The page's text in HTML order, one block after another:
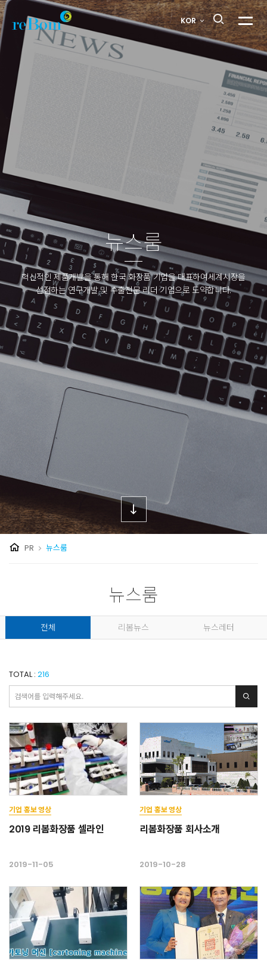
뉴스룸
10
페이지
KOR 메뉴
뉴스룸
혁신적인 제품개발을 통해 한국 화장품 기업을 대표하여세계시장을
선점하는 연구개발 및 수출전문 리더 기업으로 도약합니다.
PR 뉴스룸
뉴스룸
전체 리봄뉴스 뉴스레터
TOTAL : 216
검색
기업 홍보 영상
2019 리봄화장품 셀라인
2019-11-05
기업 홍보 영상
리봄화장품 회사소개
2019-10-28